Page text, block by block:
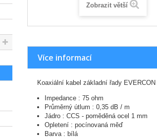
Zobrazit větší
Více informací
Koaxiální kabel základní řady
Impedance : 75 ohm
Průměrný útlum : 0,35 dB / m
Jádro : CCS - poměděná ocel 1 mm
Opletení : pocínovaná měď
Barva : bílá